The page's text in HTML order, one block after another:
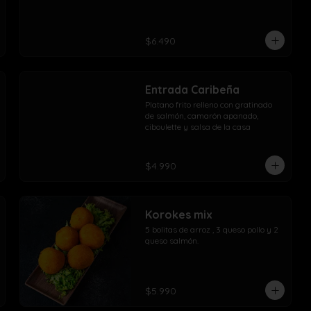
$6.490
Entrada Caribeña
Platano frito relleno con gratinado
de salmón, camarón apanado,
ciboulette y salsa de la casa
$4.990
Korokes mix
5 bolitas de arroz , 3 queso pollo y 2
queso salmón.
$5.990